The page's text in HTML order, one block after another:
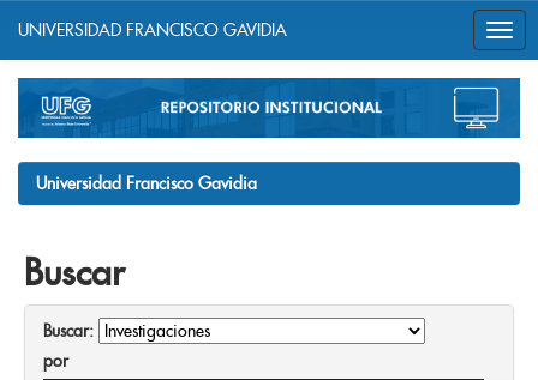
navigation
UNIVERSIDAD FRANCISCO GAVIDIA
Universidad Francisco Gavidia
Buscar
Buscar:
por